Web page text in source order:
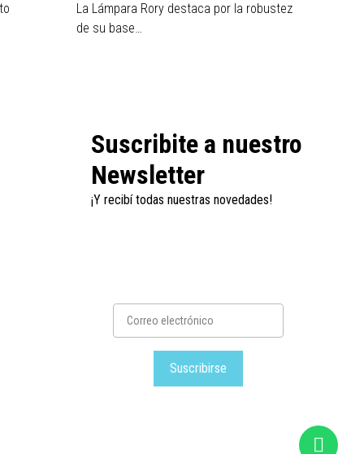
La Lámpara Rory destaca por la robustez
de su base…
Suscribite a nuestro
Newsletter
¡Y recibí todas nuestras novedades!
Suscribirse